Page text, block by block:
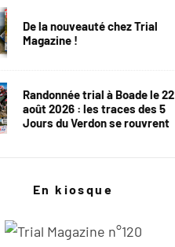
De la nouveauté chez Trial
Magazine !
Randonnée trial à Boade le 22
août 2026 : les traces des 5
Jours du Verdon se rouvrent
En kiosque